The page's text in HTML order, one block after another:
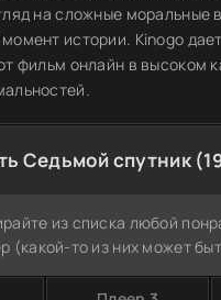
на сложные моральные
истории. Kinogo
фильм онлайн в высоком
Седьмой спутник
из списка любой
(какой-то из них может